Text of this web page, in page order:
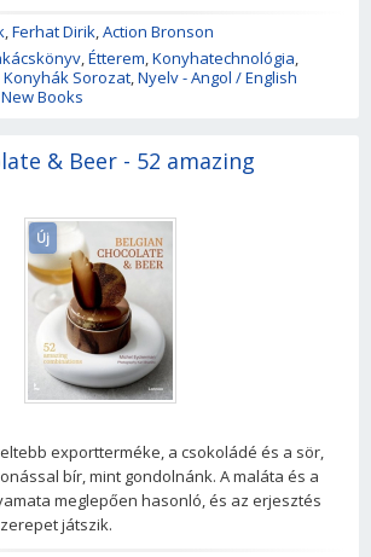
,Ferhat Dirik,Action Bronson
,Étterem,Konyhatechnológia,
Sorozat,Nyelv - Angol / English
Books
& Beer - 52 amazing
Új
exportterméke, a csokoládé és a sör,
bír, mint gondolnánk. A maláta és a
meglepően hasonló, és az erjesztés
játszik.